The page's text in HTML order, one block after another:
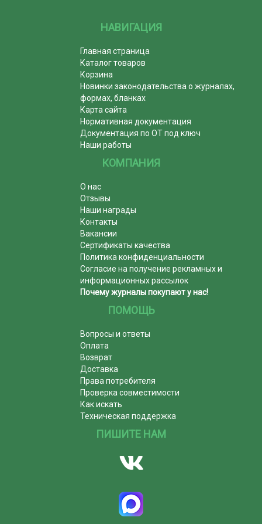
НАВИГАЦИЯ
Главная страница
Каталог товаров
Корзина
Новинки законодательства о журналах,
формах, бланках
Карта сайта
Нормативная документация
Документация по ОТ под ключ
Наши работы
КОМПАНИЯ
О нас
Отзывы
Наши награды
Контакты
Вакансии
Сертификаты качества
Политика конфиденциальности
Согласие на получение рекламных и
информационных рассылок
Почему журналы покупают у нас!
ПОМОЩЬ
Вопросы и ответы
Оплата
Возврат
Доставка
Права потребителя
Проверка совместимости
Как искать
Техническая поддержка
ПИШИТЕ НАМ